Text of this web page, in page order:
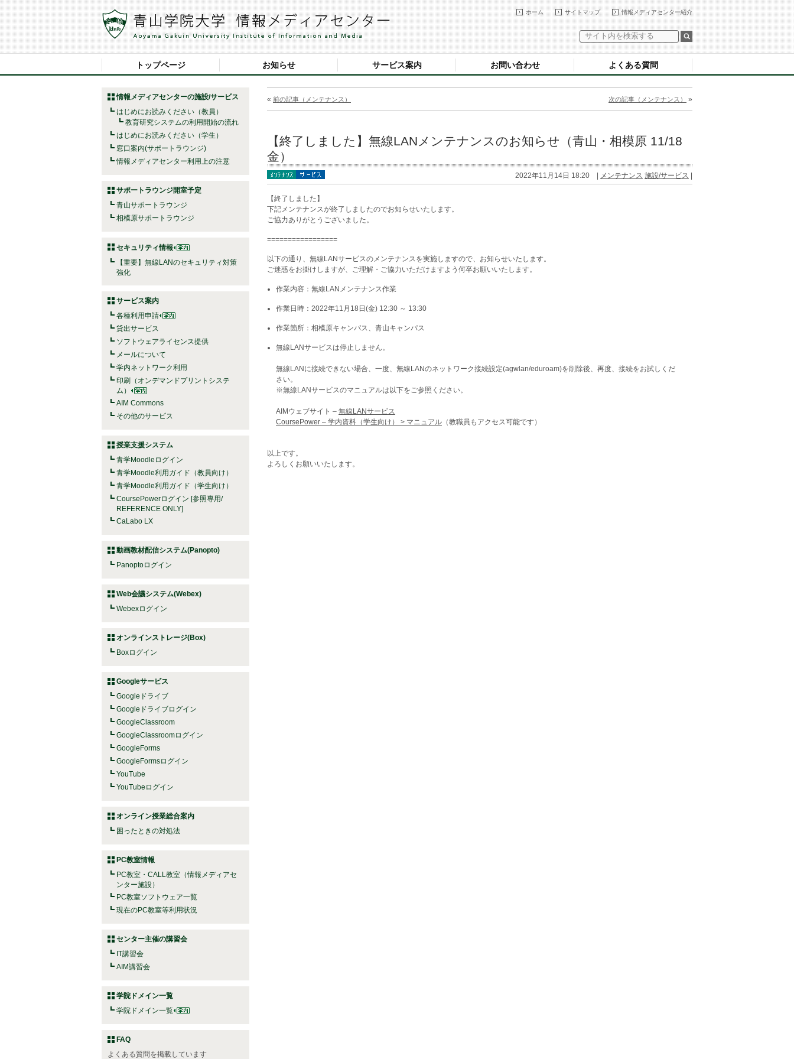
情報メディアセンター紹介
サイトマップ
ホーム
トップページ お知らせ サービス案内 お問い合わせ よくある質問
情報メディアセンターの施設/サービス
はじめにお読みください（教員）
教育研究システムの利用開始の流れ
はじめにお読みください（学生）
窓口案内(サポートラウンジ)
情報メディアセンター利用上の注意
サポートラウンジ開室予定
青山サポートラウンジ
相模原サポートラウンジ
セキュリティ情報
【重要】無線LANのセキュリティ対策
強化
サービス案内
各種利用申請
貸出サービス
ソフトウェアライセンス提供
メールについて
学内ネットワーク利用
印刷（オンデマンドプリントシステ
ム）
AIM Commons
その他のサービス
授業支援システム
青学Moodleログイン
青学Moodle利用ガイド（教員向け）
青学Moodle利用ガイド（学生向け）
CoursePowerログイン [参照専用/
REFERENCE ONLY]
CaLabo LX
動画教材配信システム(Panopto)
Panoptoログイン
Web会議システム(Webex)
Webexログイン
オンラインストレージ(Box)
Boxログイン
Googleサービス
Googleドライブ
Googleドライブログイン
GoogleClassroom
GoogleClassroomログイン
GoogleForms
GoogleFormsログイン
YouTube
YouTubeログイン
オンライン授業総合案内
困ったときの対処法
PC教室情報
PC教室・CALL教室（情報メディアセ
ンター施設）
PC教室ソフトウェア一覧
現在のPC教室等利用状況
センター主催の講習会
IT講習会
AIM講習会
学院ドメイン一覧
学院ドメイン一覧
FAQ
よくある質問を掲載しています
« 前の記事（メンテナンス） 次の記事（メンテナンス） »
【終了しました】無線LANメンテナンスのお知らせ（青山・相模原 11/18
金）
2022年11月14日 18:20 | メンテナンス 施設/サービス
【終了しました】
下記メンテナンスが終了しましたのでお知らせいたします。
ご協力ありがとうございました。
=================
以下の通り、無線LANサービスのメンテナンスを実施しますので、お知らせいたします。
ご迷惑をお掛けしますが、ご理解・ご協力いただけますよう何卒お願いいたします。
作業内容：無線LANメンテナンス作業
作業日時：2022年11月18日(金) 12:30 ～ 13:30
作業箇所：相模原キャンパス、青山キャンパス
無線LANサービスは停止しません。
無線LANに接続できない場合、一度、無線LANのネットワーク接続設定(agwlan/eduroam)を削除後、再度、接続をお試しくだ
さい。
※無線LANサービスのマニュアルは以下をご参照ください。
AIMウェブサイト – 無線LANサービス
CoursePower – 学内資料（学生向け） > マニュアル （教職員もアクセス可能です）
以上です。
よろしくお願いいたします。